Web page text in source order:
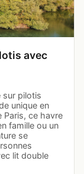
avec
sur pilotis
unique en
Paris, ce havre
famille ou un
se
lit double